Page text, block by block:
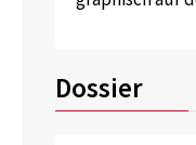
Dossier